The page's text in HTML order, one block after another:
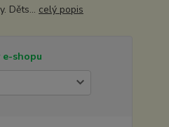
Děts... celý popis
e-shopu